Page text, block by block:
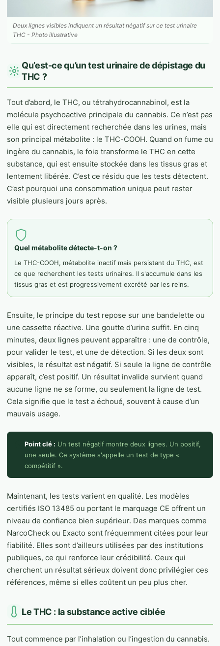
Deux lignes visibles indiquent un résultat négatif sur ce test urinaire
THC - Photo illustrative
Qu’est-ce qu’un test urinaire de dépistage du
THC ?
Tout d’abord, le THC, ou tétrahydrocannabinol, est la
molécule psychoactive principale du cannabis. Ce n’est pas
elle qui est directement recherchée dans les urines, mais
son principal métabolite : le THC-COOH. Quand on fume ou
ingère du cannabis, le foie transforme le THC en cette
substance, qui est ensuite stockée dans les tissus gras et
lentement libérée. C’est ce résidu que les tests détectent.
C’est pourquoi une consommation unique peut rester
visible plusieurs jours après.
Quel métabolite détecte-t-on ?
Le THC-COOH, métabolite inactif mais persistant du THC, est
ce que recherchent les tests urinaires. Il s'accumule dans les
tissus gras et est progressivement excrété par les reins.
Ensuite, le principe du test repose sur une bandelette ou
une cassette réactive. Une goutte d’urine suffit. En cinq
minutes, deux lignes peuvent apparaître : une de contrôle,
pour valider le test, et une de détection. Si les deux sont
visibles, le résultat est négatif. Si seule la ligne de contrôle
apparaît, c’est positif. Un résultat invalide survient quand
aucune ligne ne se forme, ou seulement la ligne de test.
Cela signifie que le test a échoué, souvent à cause d’un
mauvais usage.
Point clé : Un test négatif montre deux lignes. Un positif,
une seule. Ce système s'appelle un test de type «
compétitif ».
Maintenant, les tests varient en qualité. Les modèles
certifiés ISO 13485 ou portant le marquage CE offrent un
niveau de confiance bien supérieur. Des marques comme
NarcoCheck ou Exacto sont fréquemment citées pour leur
fiabilité. Elles sont d’ailleurs utilisées par des institutions
publiques, ce qui renforce leur crédibilité. Ceux qui
cherchent un résultat sérieux doivent donc privilégier ces
références, même si elles coûtent un peu plus cher.
Le THC : la substance active ciblée
Tout commence par l’inhalation ou l’ingestion du cannabis.